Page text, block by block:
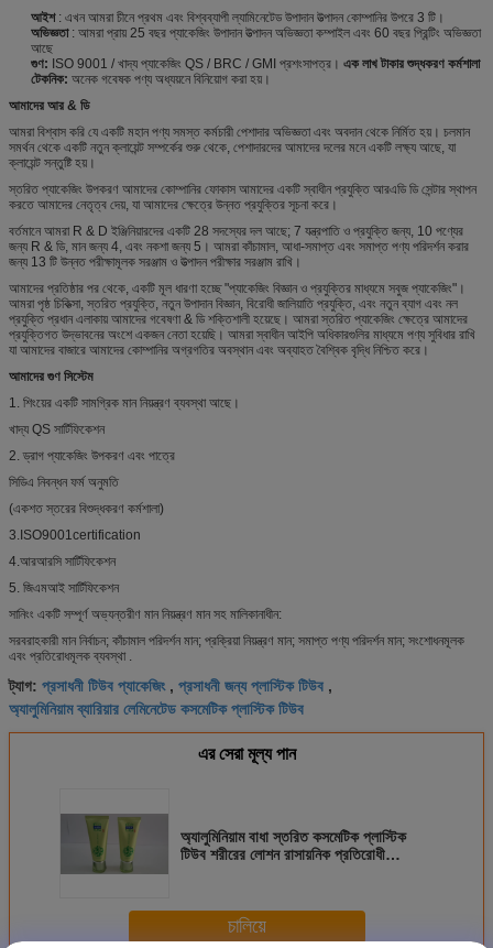
আইশ: এখন আমরা চীনে প্রথম এবং বিশ্বব্যাপী ল্যামিনেটেড উপাদান উত্পাদন কোম্পানির উপরে 3 টি।
অভিজ্ঞতা: আমরা প্রায় 25 বছর প্যাকেজিং উপাদান উত্পাদন অভিজ্ঞতা কম্পাইল এবং 60 বছর প্রিন্টিং অভিজ্ঞতা
আছে
গুণ: ISO 9001 / খাদ্য প্যাকেজিং QS / BRC / GMI প্রশংসাপত্র। এক লাখ টাকার শুদ্ধকরণ কর্মশালা
টেকনিক: অনেক গবেষক পণ্য অধ্যয়নে বিনিয়োগ করা হয়।
আমাদের আর & ডি
আমরা বিশ্বাস করি যে একটি মহান পণ্য সমস্ত কর্মচারী পেশাদার অভিজ্ঞতা এবং অবদান থেকে নির্মিত হয়। চলমান
সমর্থন থেকে একটি নতুন ক্লায়েন্ট সম্পর্কের শুরু থেকে, পেশাদারদের আমাদের দলের মনে একটি লক্ষ্য আছে, যা
ক্লায়েন্ট সন্তুষ্টি হয়।
স্তরিত প্যাকেজিং উপকরণ আমাদের কোম্পানির ফোকাস আমাদের একটি স্বাধীন প্রযুক্তি আরএডি ডি সেন্টার স্থাপন
করতে আমাদের নেতৃত্ব দেয়, যা আমাদের ক্ষেত্রে উন্নত প্রযুক্তির সূচনা করে।
বর্তমানে আমরা R & D ইঞ্জিনিয়ারদের একটি 28 সদস্যের দল আছে; 7 যন্ত্রপাতি ও প্রযুক্তি জন্য, 10 পণ্যের
জন্য R & ডি, মান জন্য 4, এবং নকশা জন্য 5। আমরা কাঁচামাল, আধা-সমাপ্ত এবং সমাপ্ত পণ্য পরিদর্শন করার
জন্য 13 টি উন্নত পরীক্ষামূলক সরঞ্জাম ও উত্পাদন পরীক্ষার সরঞ্জাম রাখি।
আমাদের প্রতিষ্ঠার পর থেকে, একটি মূল ধারণা হচ্ছে "প্যাকেজিং বিজ্ঞান ও প্রযুক্তির মাধ্যমে সবুজ প্যাকেজিং"।
আমরা পৃষ্ঠ চিকিত্সা, স্তরিত প্রযুক্তি, নতুন উপাদান বিজ্ঞান, বিরোধী জালিয়াতি প্রযুক্তি, এবং নতুন ব্যাগ এবং নল
প্রযুক্তি প্রধান এলাকায় আমাদের গবেষণা & ডি শক্তিশালী হয়েছে। আমরা স্তরিত প্যাকেজিং ক্ষেত্রে আমাদের
প্রযুক্তিগত উদ্ভাবনের অংশে একজন নেতা হয়েছি। আমরা স্বাধীন আইপি অধিকারগুলির মাধ্যমে পণ্য সুবিধার রাখি
যা আমাদের বাজারে আমাদের কোম্পানির অগ্রগতির অবস্থান এবং অব্যাহত বৈশ্বিক বৃদ্ধি নিশ্চিত করে।
আমাদের গুণ সিস্টেম
1. শিংয়ের একটি সামগ্রিক মান নিয়ন্ত্রণ ব্যবস্থা আছে।
খাদ্য QS সার্টিফিকেশন
2. ড্রাগ প্যাকেজিং উপকরণ এবং পাত্রে
সিডিএ নিবন্ধন ফর্ম অনুমতি
(একশত স্তরের বিশুদ্ধকরণ কর্মশালা)
3.ISO9001certification
4.আরআরসি সার্টিফিকেশন
5. জিএমআই সার্টিফিকেশন
সানিংং একটি সম্পূর্ণ অভ্যন্তরীণ মান নিয়ন্ত্রণ মান সহ মালিকানাধীন:
সরবরাহকারী মান নির্বাচন; কাঁচামাল পরিদর্শন মান; প্রক্রিয়া নিয়ন্ত্রণ মান; সমাপ্ত পণ্য পরিদর্শন মান; সংশোধনমূলক
এবং প্রতিরোধমূলক ব্যবস্থা .
ট্যাগ: প্রসাধনী টিউব প্যাকেজিং, প্রসাধনী জন্য প্লাস্টিক টিউব ,
অ্যালুমিনিয়াম ব্যারিয়ার লেমিনেটেড কসমেটিক প্লাস্টিক টিউব
এর সেরা মূল্য পান
অ্যালুমিনিয়াম বাধা স্তরিত কসমেটিক প্লাস্টিক
টিউব শরীরের লোশন রাসায়নিক প্রতিরোধী
চালিয়ে